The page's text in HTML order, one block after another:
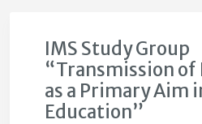
IMS Study Group
“Transmission of
as a Primary Aim
Education”